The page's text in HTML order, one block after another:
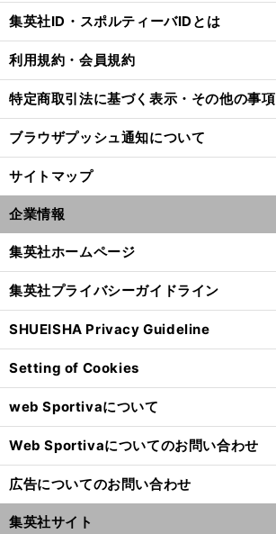
集英社ID・スポルティーバIDとは
利用規約・会員規約
特定商取引法に基づく表示・その他の事項
ブラウザプッシュ通知について
サイトマップ
企業情報
集英社ホームページ
集英社プライバシーガイドライン
SHUEISHA Privacy Guideline
Setting of Cookies
web Sportivaについて
Web Sportivaについてのお問い合わせ
広告についてのお問い合わせ
集英社サイト